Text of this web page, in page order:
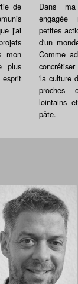
de
j'ai
mon
plus
Dans
engagée
petites
d'un
Comme
'la culture
proches
lointains
pâte.